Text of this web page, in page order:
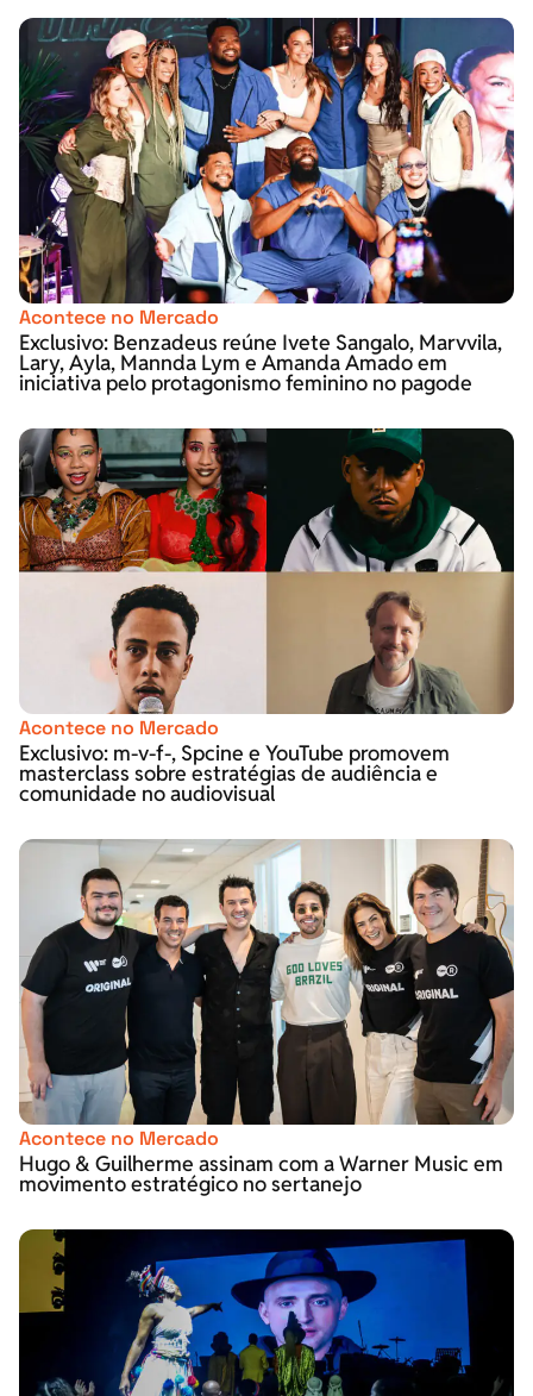
Acontece no Mercado
Exclusivo: Benzadeus reúne Ivete Sangalo, Marvvila,
Lary, Ayla, Mannda Lym e Amanda Amado em
iniciativa pelo protagonismo feminino no pagode
Acontece no Mercado
Exclusivo: m-v-f-, Spcine e YouTube promovem
masterclass sobre estratégias de audiência e
comunidade no audiovisual
Acontece no Mercado
Hugo & Guilherme assinam com a Warner Music em
movimento estratégico no sertanejo